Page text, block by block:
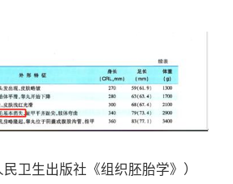
生出版社《组织胚胎学》）